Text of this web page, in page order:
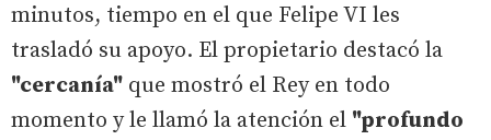
minutos, tiempo en el que Felipe VI les
trasladó su apoyo. El propietario destacó la
"cercanía" que mostró el Rey en todo
momento y le llamó la atención el "profundo